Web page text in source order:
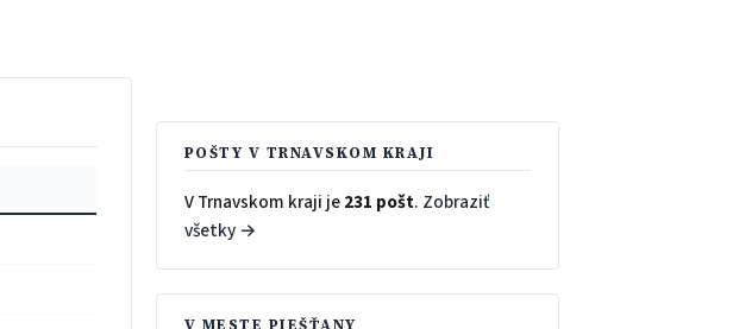
POŠTY V TRNAVSKOM KRAJI
V Trnavskom kraji je231 pošt. Zobraziť
všetky →
V MESTE PIEŠŤANY